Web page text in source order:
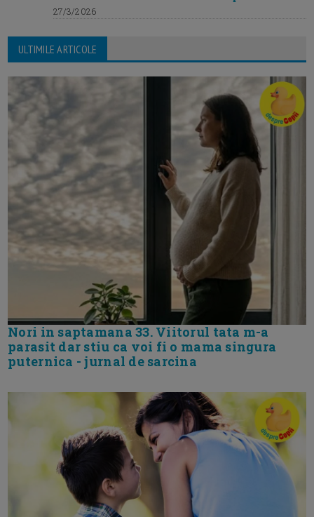
27/3/2026
ULTIMILE ARTICOLE
Nori in saptamana 33. Viitorul tata m-a
parasit dar stiu ca voi fi o mama singura
puternica - jurnal de sarcina